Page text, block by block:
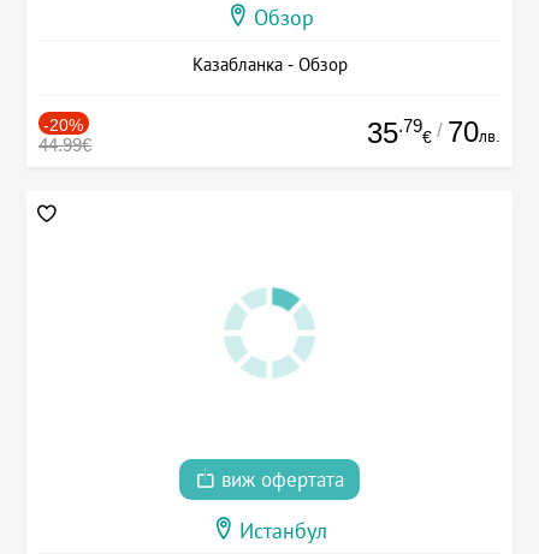
Обзор
Казабланка - Обзор
-20%
44.99€ 35.79
€ / 70лв.
виж офертата
Истанбул